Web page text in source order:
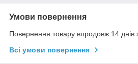
Умови повернення
Повернення товару впродовж 14 днів
Всі умови повернення